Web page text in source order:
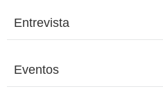
Entrevista
Eventos